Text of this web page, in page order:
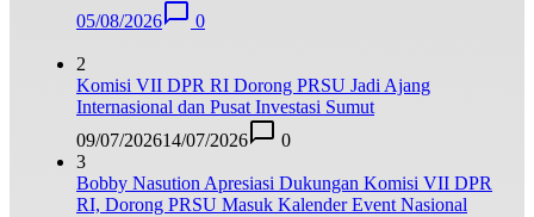
05/08/2026
0
2
Komisi VII DPR RI Dorong PRSU Jadi Ajang
Internasional dan Pusat Investasi Sumut
09/07/202614/07/2026
0
3
Bobby Nasution Apresiasi Dukungan Komisi VII DPR
RI, Dorong PRSU Masuk Kalender Event Nasional